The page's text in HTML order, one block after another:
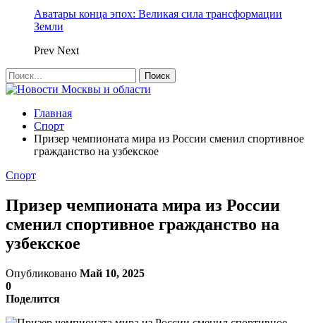
Аватары конца эпох: Великая сила трансформации
Земли
Prev Next
Главная
Спорт
Призер чемпионата мира из России сменил спортивное
гражданство на узбекское
Спорт
Призер чемпионата мира из России
сменил спортивное гражданство на
узбекское
Опубликовано Май 10, 2025
0
Поделится